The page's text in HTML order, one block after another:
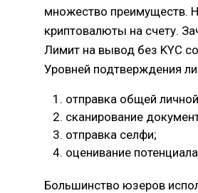
множество преимуществ.
криптовалюты на счету.
Лимит на вывод без KYC
Уровней подтверждения
отправка общей
сканирование
отправка селфи;
оценивание
Большинство юзеров